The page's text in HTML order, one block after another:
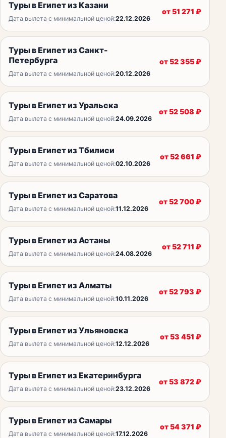
Туры в Египет из Казани
Дата вылета с минимальной ценой:22.12.2026
от51 271 ₽
Туры в Египет из Санкт-
Петербурга
Дата вылета с минимальной ценой:20.12.2026
от52 355₽
Туры в Египет из Уральска
Дата вылета с минимальной ценой:24.09.2026
от52 508 ₽
Туры в Египет из Тбилиси
Дата вылета с минимальной ценой:02.10.2026
от52 661 ₽
Туры в Египет из Саратова
Дата вылета с минимальной ценой:11.12.2026
от52 700₽
Туры в Египет из Астаны
Дата вылета с минимальной ценой:24.08.2026
от52 711 ₽
Туры в Египет из Алматы
Дата вылета с минимальной ценой:10.11.2026
от52 793 ₽
Туры в Египет из Ульяновска
Дата вылета с минимальной ценой:12.12.2026
от53 451 ₽
Туры в Египет из Екатеринбурга
Дата вылета с минимальной ценой:23.12.2026
от53 872₽
Туры в Египет из Самары
Дата вылета с минимальной ценой:17.12.2026
от54 371 ₽